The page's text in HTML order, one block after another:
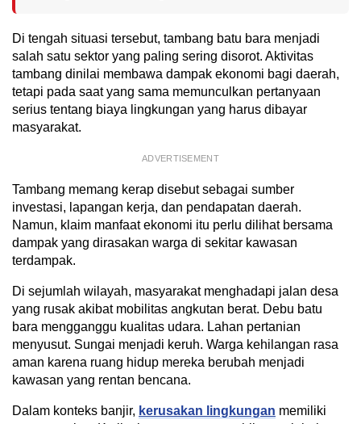
Di tengah situasi tersebut, tambang batu bara menjadi
salah satu sektor yang paling sering disorot. Aktivitas
tambang dinilai membawa dampak ekonomi bagi daerah,
tetapi pada saat yang sama memunculkan pertanyaan
serius tentang biaya lingkungan yang harus dibayar
masyarakat.
ADVERTISEMENT
Tambang memang kerap disebut sebagai sumber
investasi, lapangan kerja, dan pendapatan daerah.
Namun, klaim manfaat ekonomi itu perlu dilihat bersama
dampak yang dirasakan warga di sekitar kawasan
terdampak.
Di sejumlah wilayah, masyarakat menghadapi jalan desa
yang rusak akibat mobilitas angkutan berat. Debu batu
bara mengganggu kualitas udara. Lahan pertanian
menyusut. Sungai menjadi keruh. Warga kehilangan rasa
aman karena ruang hidup mereka berubah menjadi
kawasan yang rentan bencana.
Dalam konteks banjir, kerusakan lingkungan memiliki